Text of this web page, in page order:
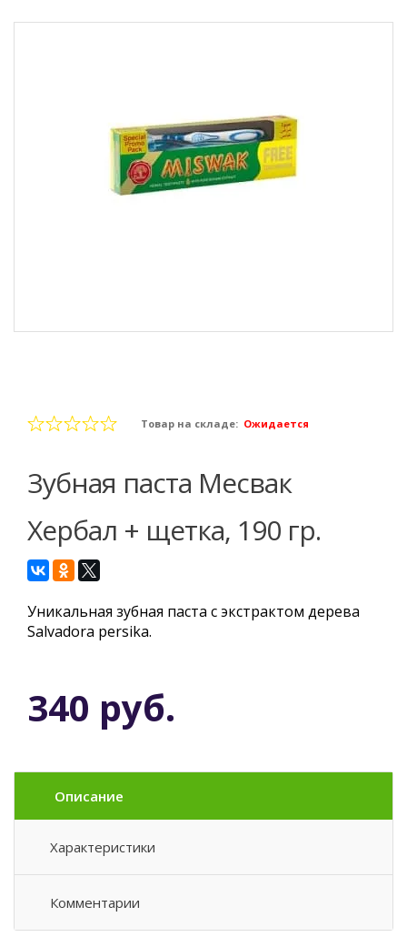
Товар на складе: Ожидается
Зубная паста Месвак
Хербал + щетка, 190 гр.
Уникальная зубная паста с экстрактом дерева
Salvadora persika.
340 руб.
Описание
Характеристики
Комментарии